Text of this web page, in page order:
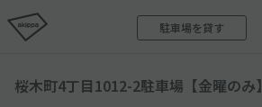
駐車場を貸す
桜木町4丁目1012-2駐車場【金曜のみ】